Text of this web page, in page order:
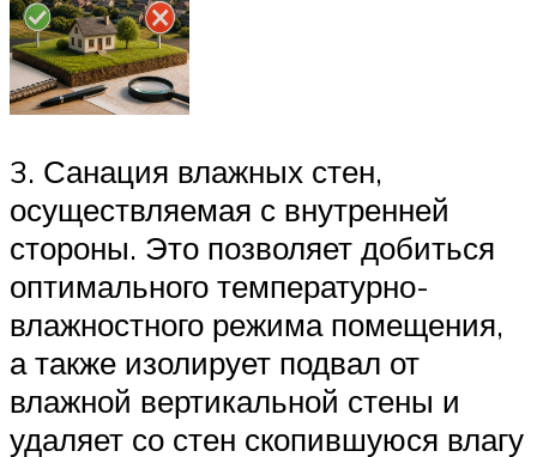
3. Санация влажных стен,
осуществляемая с внутренней
стороны. Это позволяет добиться
оптимального температурно-
влажностного режима помещения,
а также изолирует подвал от
влажной вертикальной стены и
удаляет со стен скопившуюся влагу